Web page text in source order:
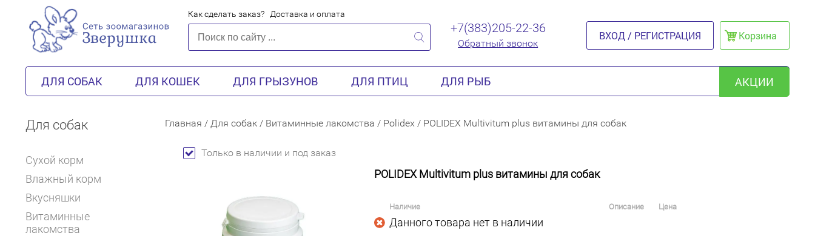
Как сделать заказ? Доставка и оплата
+7(383)205-22-36
Обратный звонок
ВХОД / РЕГИСТРАЦИЯ Корзина
ДЛЯ СОБАК ДЛЯ КОШЕК ДЛЯ ГРЫЗУНОВ ДЛЯ ПТИЦ ДЛЯ РЫБ АКЦИИ
Для собак
Сухой корм
Влажный корм
Вкусняшки
Витаминные
лакомства
Главная / Для собак / Витаминные лакомства / Polidex / POLIDEX Multivitum plus витамины для собак
Только в наличии и под заказ
POLIDEX Multivitum plus витамины для собак
Наличие Описание Цена
Данного товара нет в наличии